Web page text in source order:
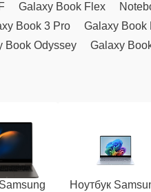
Galaxy Book Flex
Book 3 Pro
Galaxy Book
Book Odyssey
Galaxy
Ноутбук